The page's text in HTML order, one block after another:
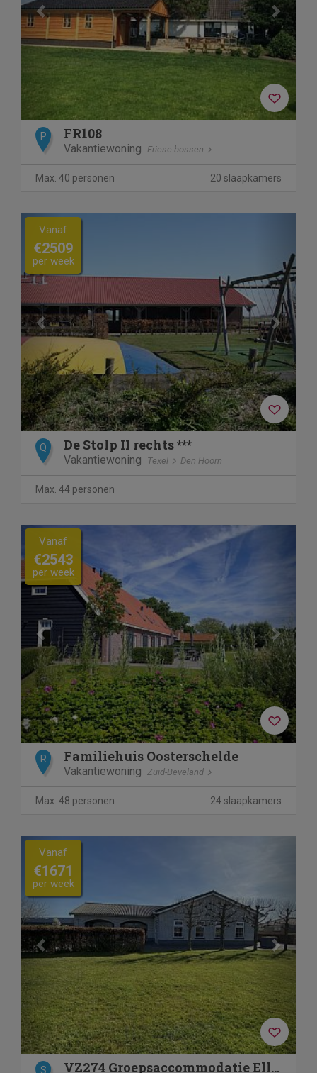
P FR108
Vakantiewoning Friese bossen
Max. 40 personen 20 slaapkamers
Previous
Vanaf
€2509
per week
Q De Stolp II rechts ***
Vakantiewoning Texel Den Hoorn
Max. 44 personen
Previous
Vanaf
€2543
per week
R Familiehuis Oosterschelde
Vakantiewoning Zuid-Beveland
Max. 48 personen 24 slaapkamers
Previous
Vanaf
€1671
per week
S VZ274 Groepsaccommodatie Ellemeet